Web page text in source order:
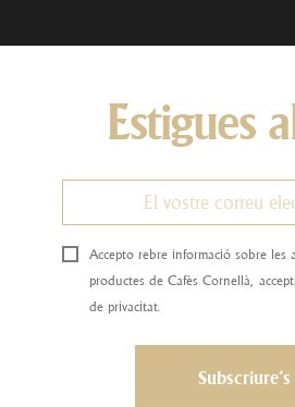
Estigues
Accepto rebre informació sobre les
productes de Cafès Cornellà,
de privacitat.